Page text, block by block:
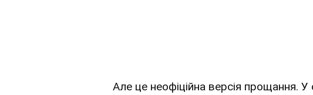
Але це неофіційна версія прощання.